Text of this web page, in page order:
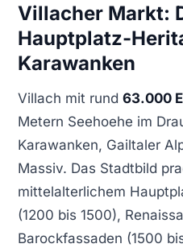
Villacher Markt:
Hauptplatz-
Karawanken
Villach mit rund 63.000
Metern Seehoehe im
Karawanken, Gailtaler
Massiv. Das Stadtbild
mittelalterlichem
(1200 bis 1500),
Barockfassaden (1500